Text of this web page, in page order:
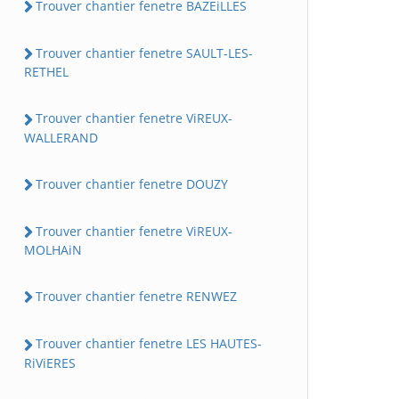
Trouver chantier fenetre BAZEiLLES
Trouver chantier fenetre SAULT-LES-
RETHEL
Trouver chantier fenetre ViREUX-
WALLERAND
Trouver chantier fenetre DOUZY
Trouver chantier fenetre ViREUX-
MOLHAiN
Trouver chantier fenetre RENWEZ
Trouver chantier fenetre LES HAUTES-
RiViERES